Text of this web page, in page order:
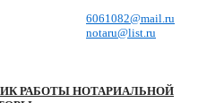
6061082@mail.ru
notaru@list.ru
РАБОТЫ НОТАРИАЛЬНОЙ